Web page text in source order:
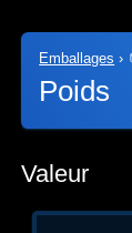
Emballages ›
Poids
Valeur